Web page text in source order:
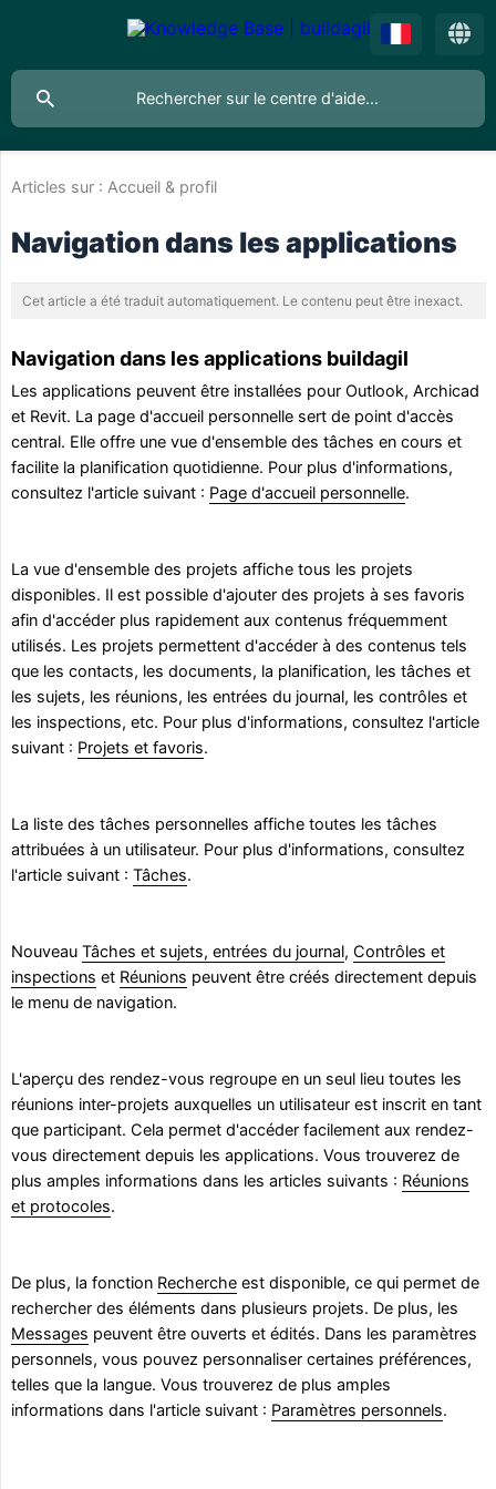
Articles sur : Accueil & profil
Navigation dans les applications
Cet article a été traduit automatiquement. Le contenu peut être inexact.
Navigation dans les applications buildagil
Les applications peuvent être installées pour Outlook, Archicad
et Revit. La page d'accueil personnelle sert de point d'accès
central. Elle offre une vue d'ensemble des tâches en cours et
facilite la planification quotidienne. Pour plus d'informations,
consultez l'article suivant : Page d'accueil personnelle.
La vue d'ensemble des projets affiche tous les projets
disponibles. Il est possible d'ajouter des projets à ses favoris
afin d'accéder plus rapidement aux contenus fréquemment
utilisés. Les projets permettent d'accéder à des contenus tels
que les contacts, les documents, la planification, les tâches et
les sujets, les réunions, les entrées du journal, les contrôles et
les inspections, etc. Pour plus d'informations, consultez l'article
suivant : Projets et favoris.
La liste des tâches personnelles affiche toutes les tâches
attribuées à un utilisateur. Pour plus d'informations, consultez
l'article suivant : Tâches.
Nouveau Tâches et sujets, entrées du journal, Contrôles et
inspections et Réunions peuvent être créés directement depuis
le menu de navigation.
L'aperçu des rendez-vous regroupe en un seul lieu toutes les
réunions inter-projets auxquelles un utilisateur est inscrit en tant
que participant. Cela permet d'accéder facilement aux rendez-
vous directement depuis les applications. Vous trouverez de
plus amples informations dans les articles suivants : Réunions
et protocoles.
De plus, la fonction Recherche est disponible, ce qui permet de
rechercher des éléments dans plusieurs projets. De plus, les
Messages peuvent être ouverts et édités. Dans les paramètres
personnels, vous pouvez personnaliser certaines préférences,
telles que la langue. Vous trouverez de plus amples
informations dans l'article suivant : Paramètres personnels.